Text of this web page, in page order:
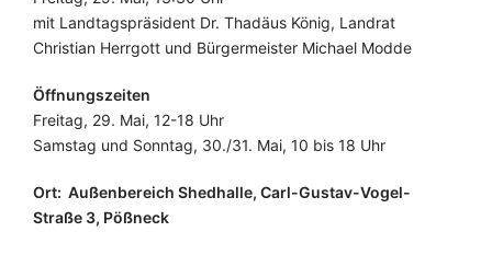
mit Landtagspräsident Dr. Thadäus König, Landrat
Christian Herrgott und Bürgermeister Michael Modde
Öffnungszeiten
Freitag, 29. Mai, 12-18 Uhr
Samstag und Sonntag, 30./31. Mai, 10 bis 18 Uhr
Ort: Außenbereich Shedhalle, Carl-Gustav-Vogel-
Straße 3, Pößneck